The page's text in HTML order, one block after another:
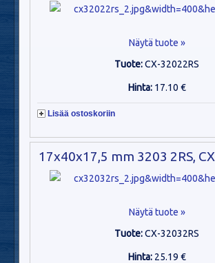
Näytä tuote »
Tuote:CX-32022RS
Hinta: 17.10 €
Lisää ostoskoriin
17x40x17,5 mm 3203 2RS, CX
Näytä tuote »
Tuote:CX-32032RS
Hinta: 25.19 €